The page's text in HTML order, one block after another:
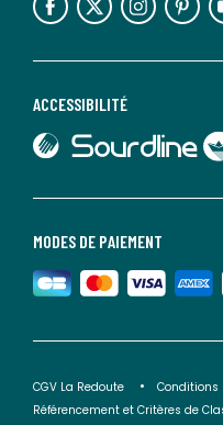
MODES DE PAIEMENT
ACCESSIBILITÉ
lien vers Sourdline
lien
CGV La Redoute
Conditions
Référencement et Critères de